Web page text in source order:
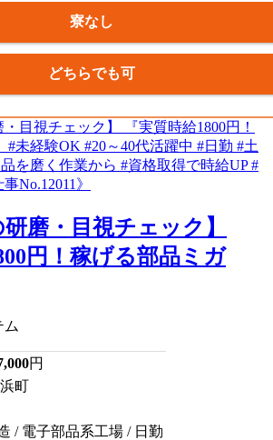
寮なし
どちらでも可
研磨・目視チェック】
円！稼げる部品ミガ
ム
円
町
/ 電子部品系工場 / 日勤